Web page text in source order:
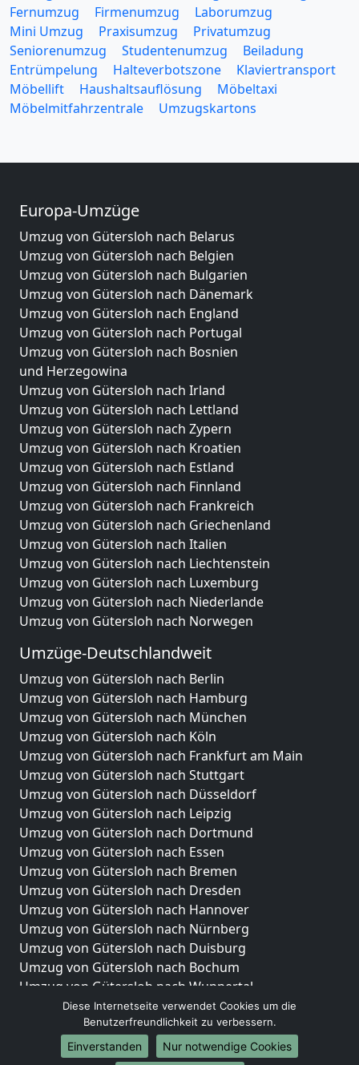
Fernumzug
Firmenumzug
Laborumzug
Mini Umzug
Praxisumzug
Privatumzug
Seniorenumzug
Studentenumzug
Beiladung
Entrümpelung
Halteverbotszone
Klaviertransport
Möbellift
Haushaltsauflösung
Möbeltaxi
Möbelmitfahrzentrale
Umzugskartons
Europa-Umzüge
Umzug von Gütersloh nach Belarus
Umzug von Gütersloh nach Belgien
Umzug von Gütersloh nach Bulgarien
Umzug von Gütersloh nach Dänemark
Umzug von Gütersloh nach England
Umzug von Gütersloh nach Portugal
Umzug von Gütersloh nach Bosnien
und Herzegowina
Umzug von Gütersloh nach Irland
Umzug von Gütersloh nach Lettland
Umzug von Gütersloh nach Zypern
Umzug von Gütersloh nach Kroatien
Umzug von Gütersloh nach Estland
Umzug von Gütersloh nach Finnland
Umzug von Gütersloh nach Frankreich
Umzug von Gütersloh nach Griechenland
Umzug von Gütersloh nach Italien
Umzug von Gütersloh nach Liechtenstein
Umzug von Gütersloh nach Luxemburg
Umzug von Gütersloh nach Niederlande
Umzug von Gütersloh nach Norwegen
Umzüge-Deutschlandweit
Umzug von Gütersloh nach Berlin
Umzug von Gütersloh nach Hamburg
Umzug von Gütersloh nach München
Umzug von Gütersloh nach Köln
Umzug von Gütersloh nach Frankfurt am Main
Umzug von Gütersloh nach Stuttgart
Umzug von Gütersloh nach Düsseldorf
Umzug von Gütersloh nach Leipzig
Umzug von Gütersloh nach Dortmund
Umzug von Gütersloh nach Essen
Umzug von Gütersloh nach Bremen
Umzug von Gütersloh nach Dresden
Umzug von Gütersloh nach Hannover
Umzug von Gütersloh nach Nürnberg
Umzug von Gütersloh nach Duisburg
Umzug von Gütersloh nach Bochum
Umzug von Gütersloh nach Wuppertal
Umzug von Gütersloh nach Bielefeld
Umzug von Gütersloh nach Bonn
Umzug von Gütersloh nach Münster
Diese Internetseite verwendet Cookies um die
Benutzerfreundlichkeit zu verbessern.
Einverstanden
Nur notwendige Cookies